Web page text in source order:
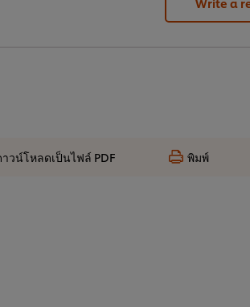
าวน์โหลดเป็นไฟล์ PDF พิมพ์